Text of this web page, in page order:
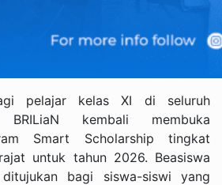
pelajar kelas XI di seluruh
kembali membuka
Smart Scholarship tingkat
untuk tahun 2026. Beasiswa
bagi siswa-siswi yang